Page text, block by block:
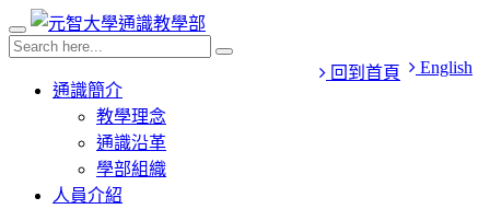
English
回到首頁
通識簡介
教學理念
通識沿革
學部組織
人員介紹